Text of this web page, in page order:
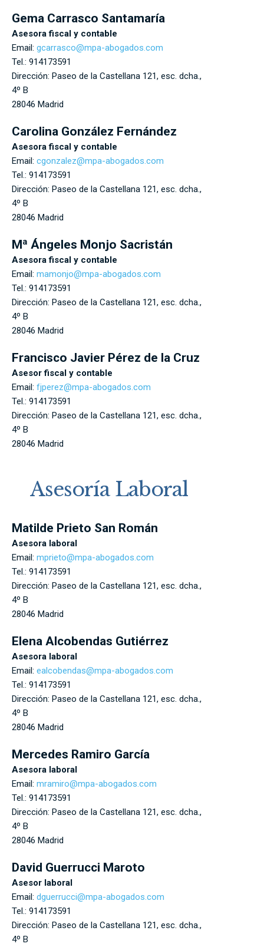
Gema Carrasco Santamaría
Asesora fiscal y contable
Email: gcarrasco@mpa-abogados.com
Tel.: 914173591
Dirección: Paseo de la Castellana 121, esc. dcha.,
4º B
28046 Madrid
Carolina González Fernández
Asesora fiscal y contable
Email: cgonzalez@mpa-abogados.com
Tel.: 914173591
Dirección: Paseo de la Castellana 121, esc. dcha.,
4º B
28046 Madrid
Mª Ángeles Monjo Sacristán
Asesora fiscal y contable
Email: mamonjo@mpa-abogados.com
Tel.: 914173591
Dirección: Paseo de la Castellana 121, esc. dcha.,
4º B
28046 Madrid
Francisco Javier Pérez de la Cruz
Asesor fiscal y contable
Email: fjperez@mpa-abogados.com
Tel.: 914173591
Dirección: Paseo de la Castellana 121, esc. dcha.,
4º B
28046 Madrid
Asesoría Laboral
Matilde Prieto San Román
Asesora laboral
Email: mprieto@mpa-abogados.com
Tel.: 914173591
Dirección: Paseo de la Castellana 121, esc. dcha.,
4º B
28046 Madrid
Elena Alcobendas Gutiérrez
Asesora laboral
Email: ealcobendas@mpa-abogados.com
Tel.: 914173591
Dirección: Paseo de la Castellana 121, esc. dcha.,
4º B
28046 Madrid
Mercedes Ramiro García
Asesora laboral
Email: mramiro@mpa-abogados.com
Tel.: 914173591
Dirección: Paseo de la Castellana 121, esc. dcha.,
4º B
28046 Madrid
David Guerrucci Maroto
Asesor laboral
Email: dguerrucci@mpa-abogados.com
Tel.: 914173591
Dirección: Paseo de la Castellana 121, esc. dcha.,
4º B